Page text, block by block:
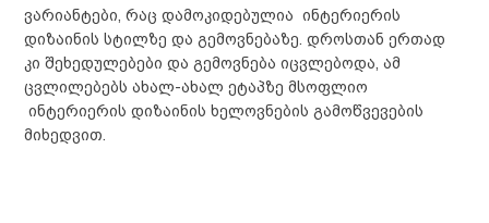
ვარიანტები, რაც დამოკიდებულია ინტერიერის
დიზაინის სტილზე და გემოვნებაზე. დროსთან ერთად
კი შეხედულებები და გემოვნება იცვლებოდა , ამ
ცვლილებებს ახალ-ახალ ეტაპზე მსოფლიო
ინტერიერის დიზაინის ხელოვნების გამოწვევების
მიხედვით.